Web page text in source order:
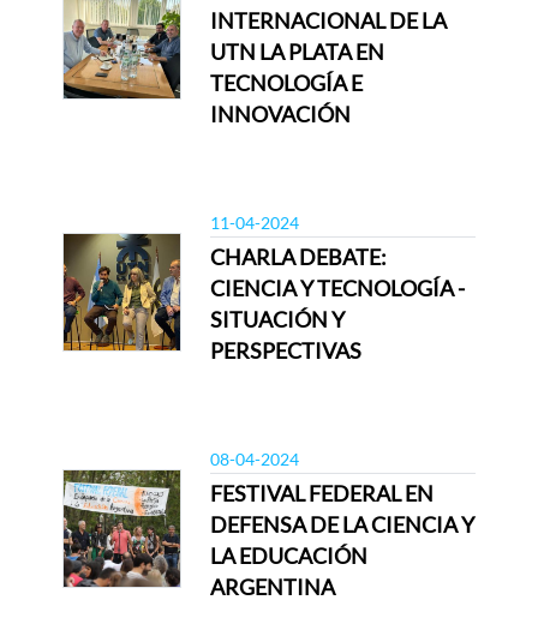
INTERNACIONAL DE LA
UTN LA PLATA EN
TECNOLOGÍA E
INNOVACIÓN
11-04-2024
CHARLA DEBATE:
CIENCIA Y TECNOLOGÍA -
SITUACIÓN Y
PERSPECTIVAS
08-04-2024
FESTIVAL FEDERAL EN
DEFENSA DE LA CIENCIA Y
LA EDUCACIÓN
ARGENTINA